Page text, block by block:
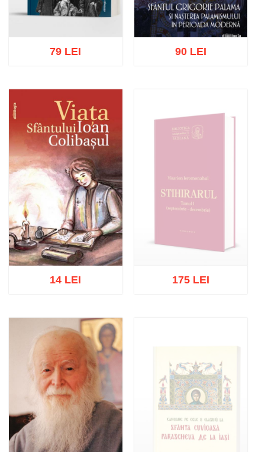
Adaugă în coș
79 LEI 90 LEI
Adaugă în coș Wishlist
14 LEI 175 LEI